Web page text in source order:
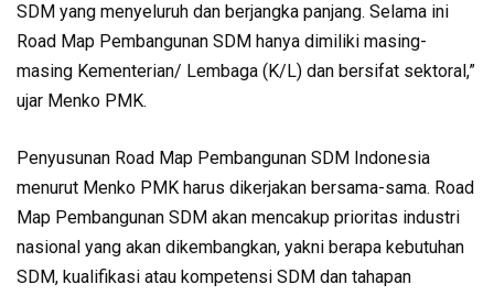
SDM yang menyeluruh dan berjangka panjang. Selama ini
Road Map Pembangunan SDM hanya dimiliki masing-
masing Kementerian/ Lembaga (K/L) dan bersifat sektoral,”
ujar Menko PMK.
Penyusunan Road Map Pembangunan SDM Indonesia
menurut Menko PMK harus dikerjakan bersama-sama. Road
Map Pembangunan SDM akan mencakup prioritas industri
nasional yang akan dikembangkan, yakni berapa kebutuhan
SDM, kualifikasi atau kompetensi SDM dan tahapan